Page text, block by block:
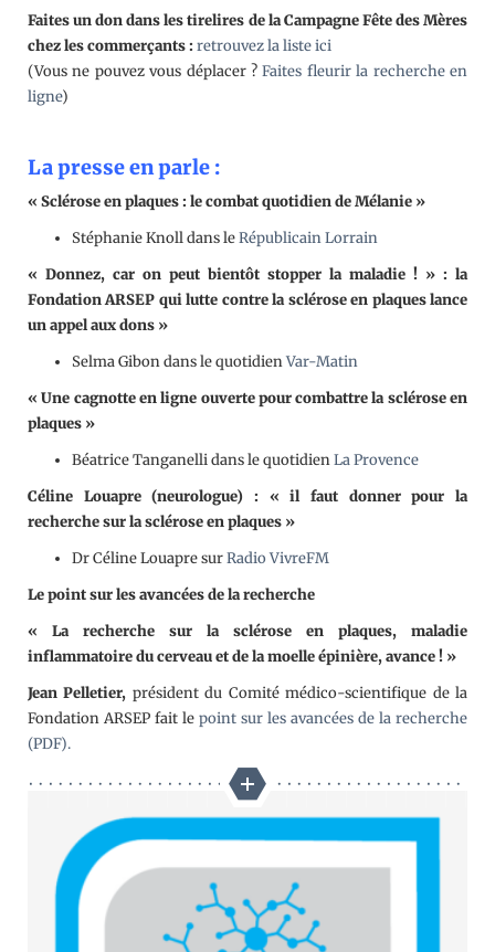
Faites un don dans les tirelires de la Campagne Fête des Mères
chez les commerçants : retrouvez la liste ici
(Vous ne pouvez vous déplacer ?Faites fleurir la recherche en
ligne)
La presse en parle :
« Sclérose en plaques : le combat quotidien de Mélanie »
Stéphanie Knoll dans leRépublicain Lorrain
« Donnez, car on peut bientôt stopper la maladie ! » : la
Fondation ARSEP qui lutte contre la sclérose en plaques lance
un appel aux dons »
Selma Gibon dans le quotidienVar-Matin
« Une cagnotte en ligne ouverte pour combattre la sclérose en
plaques »
Béatrice Tanganelli dans le quotidienLa Provence
Céline Louapre (neurologue) : « il faut donner pour la
recherche sur la sclérose en plaques »
Dr Céline Louapre surRadio VivreFM
Le point sur les avancées de la recherche
« La recherche sur la sclérose en plaques, maladie
inflammatoire du cerveau et de la moelle épinière, avance ! »
Jean Pelletier, président du Comité médico-scientifique de la
Fondation ARSEP fait le point sur les avancées de la recherche
(PDF).